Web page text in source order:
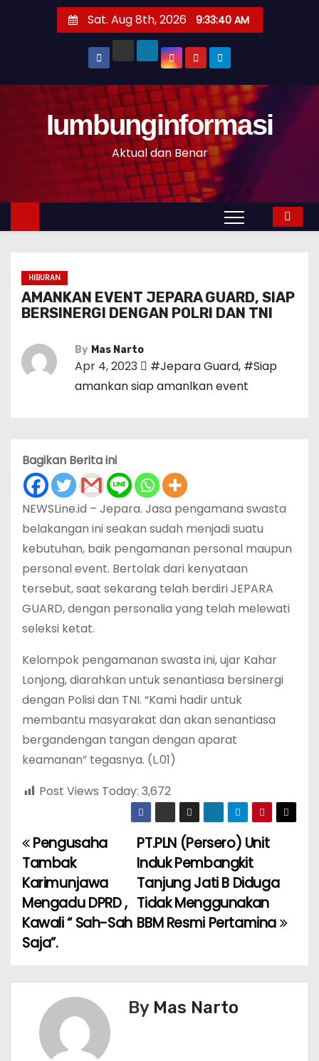
t
n
Sat. Aug 8th, 2026 9:33:40 AM
Iumbunginformasi
Aktual dan Benar
HIBURAN
AMANKAN EVENT JEPARA GUARD, SIAP
BERSINERGI DENGAN POLRI DAN TNI
By Mas Narto
Apr 4, 2023 #Jepara Guard, #Siap
amankan siap amanlkan event
Bagikan Berita ini
NEWSLine.id – Jepara. Jasa pengamana swasta
belakangan ini seakan sudah menjadi suatu
kebutuhan, baik pengamanan personal maupun
personal event. Bertolak dari kenyataan
tersebut, saat sekarang telah berdiri JEPARA
GUARD, dengan personalia yang telah melewati
seleksi ketat.
Kelompok pengamanan swasta ini, ujar Kahar
Lonjong, diarahkan untuk senantiasa bersinergi
dengan Polisi dan TNI. “Kami hadir untuk
membantu masyarakat dan akan senantiasa
bergandengan tangan dengan aparat
keamanan” tegasnya. (L.01)
Post Views Today: 3,672
P
o
s
t
PT.PLN (Persero) Unit
Induk Pembangkit
Tanjung Jati B Diduga
Tidak Menggunakan
BBM Resmi Pertamina
Pengusaha
Tambak
Karimunjawa
Mengadu DPRD ,
Kawali “ Sah-Sah
Saja”.
By Mas Narto